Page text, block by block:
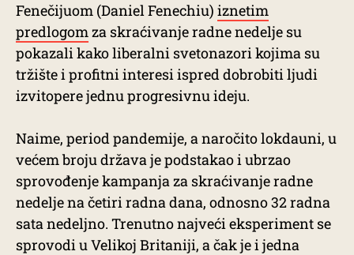
Fenečijuom (Daniel Fenechiu) iznetim
predlogomza skraćivanje radne nedelje su
pokazali kako liberalni svetonazori kojima su
tržište i profitni interesi ispred dobrobiti ljudi
izvitopere jednu progresivnu ideju.
Naime, period pandemije, a naročito lokdauni, u
većem broju država je podstakao i ubrzao
sprovođenje kampanja za skraćivanje radne
nedelje na četiri radna dana, odnosno 32 radna
sata nedeljno. Trenutno najveći eksperiment se
sprovodi u Velikoj Britaniji, a čak je i jedna